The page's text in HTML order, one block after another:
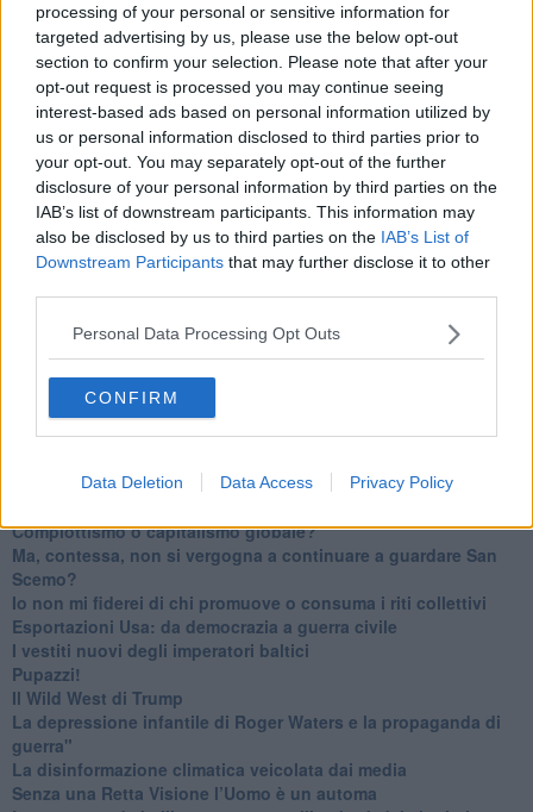
processing of your personal or sensitive information for
targeted advertising by us, please use the below opt-out
section to confirm your selection. Please note that after your
opt-out request is processed you may continue seeing
interest-based ads based on personal information utilized by
us or personal information disclosed to third parties prior to
your opt-out. You may separately opt-out of the further
disclosure of your personal information by third parties on the
IAB’s list of downstream participants. This information may
also be disclosed by us to third parties on the IAB’s List of
Downstream Participants that may further disclose it to other
Personal Data Processing Opt Outs
CONFIRM
Data Deletion Data Access Privacy Policy
Tutti morimmo a stento (3)
Tutti morimmo a stento (2)
​Tutti morimmo a stento (1)
IL CORRIDOIO BLU il resoconto del convegno
Un manuale essenziale per seguire il CORRIDOIO BLU
Il corridoio blu
​Il cronoprogramma ottimale verso il full electric sui traghetti
​I costi dell’adeguamento al cold ironing
Alcune domande da esordiente agli esperti che decidono le
sorti dell’Elba
Verso il full electric a gestione pubblica dei traghetti​
​La Scienza dei Cittadini e i Cittadini per l’Aria
Trump e le sue guerre contro i deboli e contro la terra
dell’opposizione
​Date loro l’Oscar al posto del Nobel per la Pace
L'umanizzazione dell'economia e della politica
​Dopo il diluvio dei NO: un patto intergenerazionale
​Un grandioso NO ai falchi teocratici e ai loro vassalli
Donald e Bibi confinati nell’isola di St James?
​Complottismo o capitalismo globale?
​Ma, contessa, non si vergogna a continuare a guardare San
Scemo?
​Io non mi fiderei di chi promuove o consuma i riti collettivi
Esportazioni Usa: da democrazia a guerra civile
​I vestiti nuovi degli imperatori baltici
​Pupazzi!
​Il Wild West di Trump
​La depressione infantile di Roger Waters e la propaganda di
guerra"
​La disinformazione climatica veicolata dai media
Senza una Retta Visione l’Uomo è un automa